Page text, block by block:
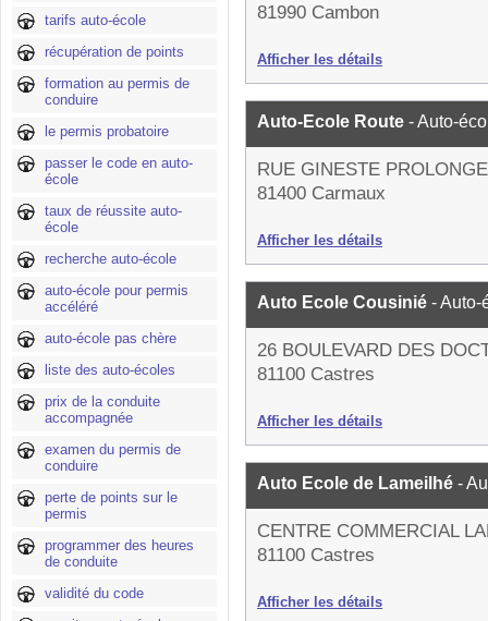
tarifs auto-école
récupération de points
formation au permis de
conduire
le permis probatoire
passer le code en auto-
école
taux de réussite auto-
école
recherche auto-école
auto-école pour permis
accéléré
auto-école pas chère
liste des auto-écoles
prix de la conduite
accompagnée
examen du permis de
conduire
perte de points sur le
permis
programmer des heures
de conduite
validité du code
81990 Cambon
Afficher les détails
Auto-Ecole Route - Auto-
RUE GINESTE
81400 Carmaux
Afficher les détails
Auto Ecole Cousinié - Auto-
26 BOULEVARD DES
81100 Castres
Afficher les détails
Auto Ecole de Lameilhé -
CENTRE COMMERCIAL
81100 Castres
Afficher les détails